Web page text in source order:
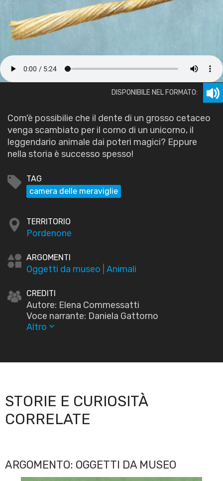
DISPONIBILE NEL FORMATO:
Com'è possibilie che il dente di un grosso cetaceo
venga scambiato per il corno di un unicorno, il
leggendario animale dai poteri magici? Eppure
nella storia è successo spesso!
TAG
camera delle meraviglie
TERRITORIO
Pordenone
ARGOMENTI
Oggetti da museo Animali
CREDITI
Autore: Elena Commessatti
Voce narrante: Daniela Gattorno
Altro keyboard_arrow_down
STORIE E CURIOSITÀ
CORRELATE
ARGOMENTO: OGGETTI DA MUSEO